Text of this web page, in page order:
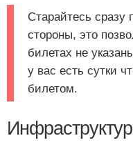
Старайтесь сразу
стороны, это
билетах не
у вас есть сутки
билетом.